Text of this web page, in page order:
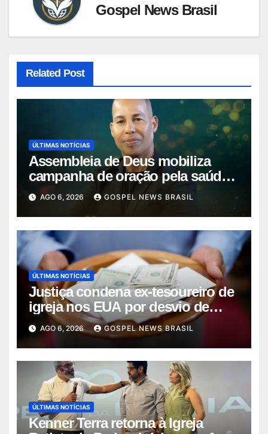
Gospel News Brasil
Related Post
ÚLTIMAS NOTÍCIAS
Assembleia de Deus mobiliza
campanha de oração pela saúde
do pas…
AGO 6, 2026 GOSPEL NEWS BRASIL
ÚLTIMAS NOTÍCIAS
Justiça condena ex-tesoureiro de
igreja nos EUA por desvio de
quas…
AGO 6, 2026 GOSPEL NEWS BRASIL
ÚLTIMAS NOTÍCIAS
Kenner Terra retorna à Igreja